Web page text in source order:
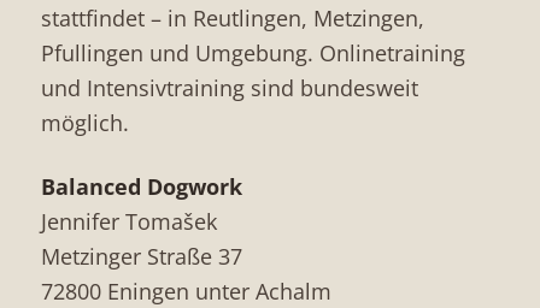
stattfindet – in Reutlingen, Metzingen,
Pfullingen und Umgebung. Onlinetraining
und Intensivtraining sind bundesweit
möglich.
Balanced Dogwork
Jennifer Tomašek
Metzinger Straße 37
72800 Eningen unter Achalm